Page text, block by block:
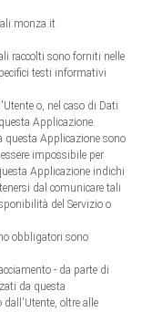
raccolti sono forniti nelle
testi informativi
o, nel caso di Dati
Applicazione.
questa Applicazione sono
impossibile per
Applicazione indichi
dal comunicare tali
del Servizio o
obbligatori sono
- da parte di
da questa
oltre alle